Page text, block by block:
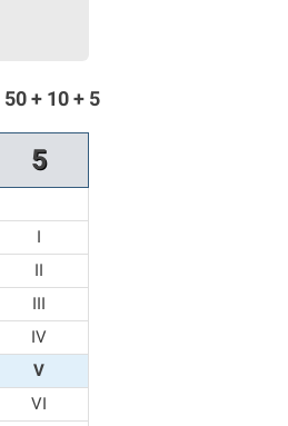
50 + 10 + 5
5
I
II
III
IV
V
VI